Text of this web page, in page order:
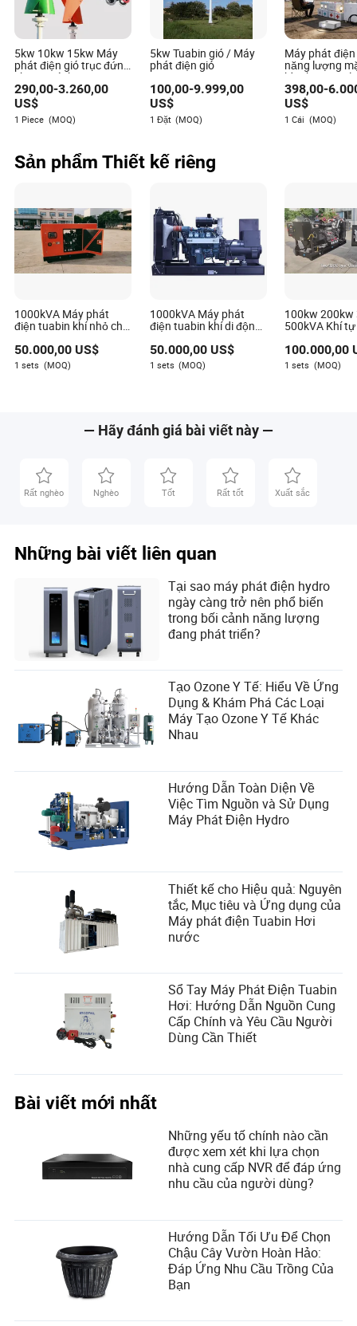
Jaxyn Giles là một nhà viết bài nổi bật chuyên về lĩnh
vực thiết bị và linh kiện công nghiệp. Với sự hiểu biết
sâu sắc về những phức tạp liên quan đến việc đánh
giá khả năng mở rộng của sản phẩm, Jaxyn đã tạo
dựng được một vị trí riêng cho mình trong ngành.
5kw 10kw 15kw Máy
phát điện gió trục đứng
cho gia đình
290,00-3.260,00
US$
1 Piece (MOQ)
5kw Tuabin gió / Máy
phát điện gió
100,00-9.999,00
US$
1 Đặt (MOQ)
Máy phát
năng lượng
bền bỉ: Năng
tĩnh cho ngôi
bạn
398,00-
US$
1 Cái (MOQ)
Sản phẩm Thiết kế riêng
1000kVA Máy phát
điện tuabin khí nhỏ cho
50.000,00 US$
1 sets (MOQ)
1000kVA Máy phát
điện tuabin khí di động
phát điện khí
50.000,00US$
1 sets (MOQ)
100kw 200kw
500kVA Khí
tuabin
100.000,00
1 sets (MOQ)
— Hãy đánh giá bài viết này —
Rất nghèo Nghèo Tốt Rất tốt Xuất sắc
Những bài viết liên quan
Tại sao máy phát điện hydro
ngày càng trở nên phổ biến
trong bối cảnh năng lượng
đang phát triển?
Tạo Ozone Y Tế: Hiểu Về Ứng
Dụng & Khám Phá Các Loại
Máy Tạo Ozone Y Tế Khác
Nhau
Hướng Dẫn Toàn Diện Về
Việc Tìm Nguồn và Sử Dụng
Máy Phát Điện Hydro
Thiết kế cho Hiệu quả: Nguyên
tắc, Mục tiêu và Ứng dụng của
Máy phát điện Tuabin Hơi
nước
Sổ Tay Máy Phát Điện Tuabin
Hơi: Hướng Dẫn Nguồn Cung
Cấp Chính và Yêu Cầu Người
Dùng Cần Thiết
Bài viết mới nhất
Những yếu tố chính nào cần
được xem xét khi lựa chọn
nhà cung cấp NVR để đáp ứng
nhu cầu của người dùng?
Hướng Dẫn Tối Ưu Để Chọn
Chậu Cây Vườn Hoàn Hảo:
Đáp Ứng Nhu Cầu Trồng Của
Bạn